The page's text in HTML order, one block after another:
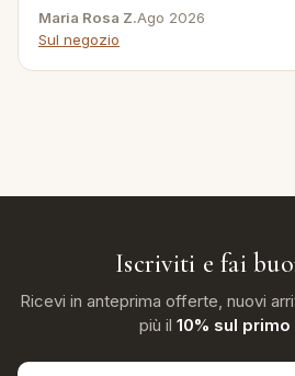
Maria Rosa Z.Ago 2026
Sul negozio
Iscriviti e fai
Ricevi in anteprima offerte, nuovi
più il 10% sul